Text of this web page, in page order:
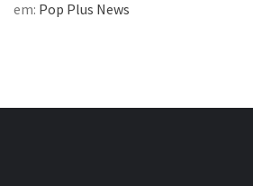
em: Pop Plus News